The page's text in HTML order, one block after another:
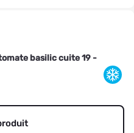
basilic cuite 19 -